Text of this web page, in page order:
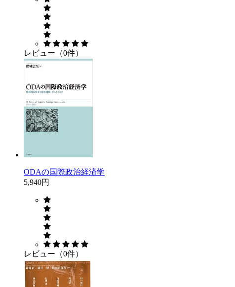
レビュー（0件）
ODAの国際政治経済学
5,940円
レビュー（0件）